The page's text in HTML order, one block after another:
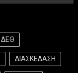
ΔΕΘ
ΔΙΑΣΚΕΔΑΣΗ